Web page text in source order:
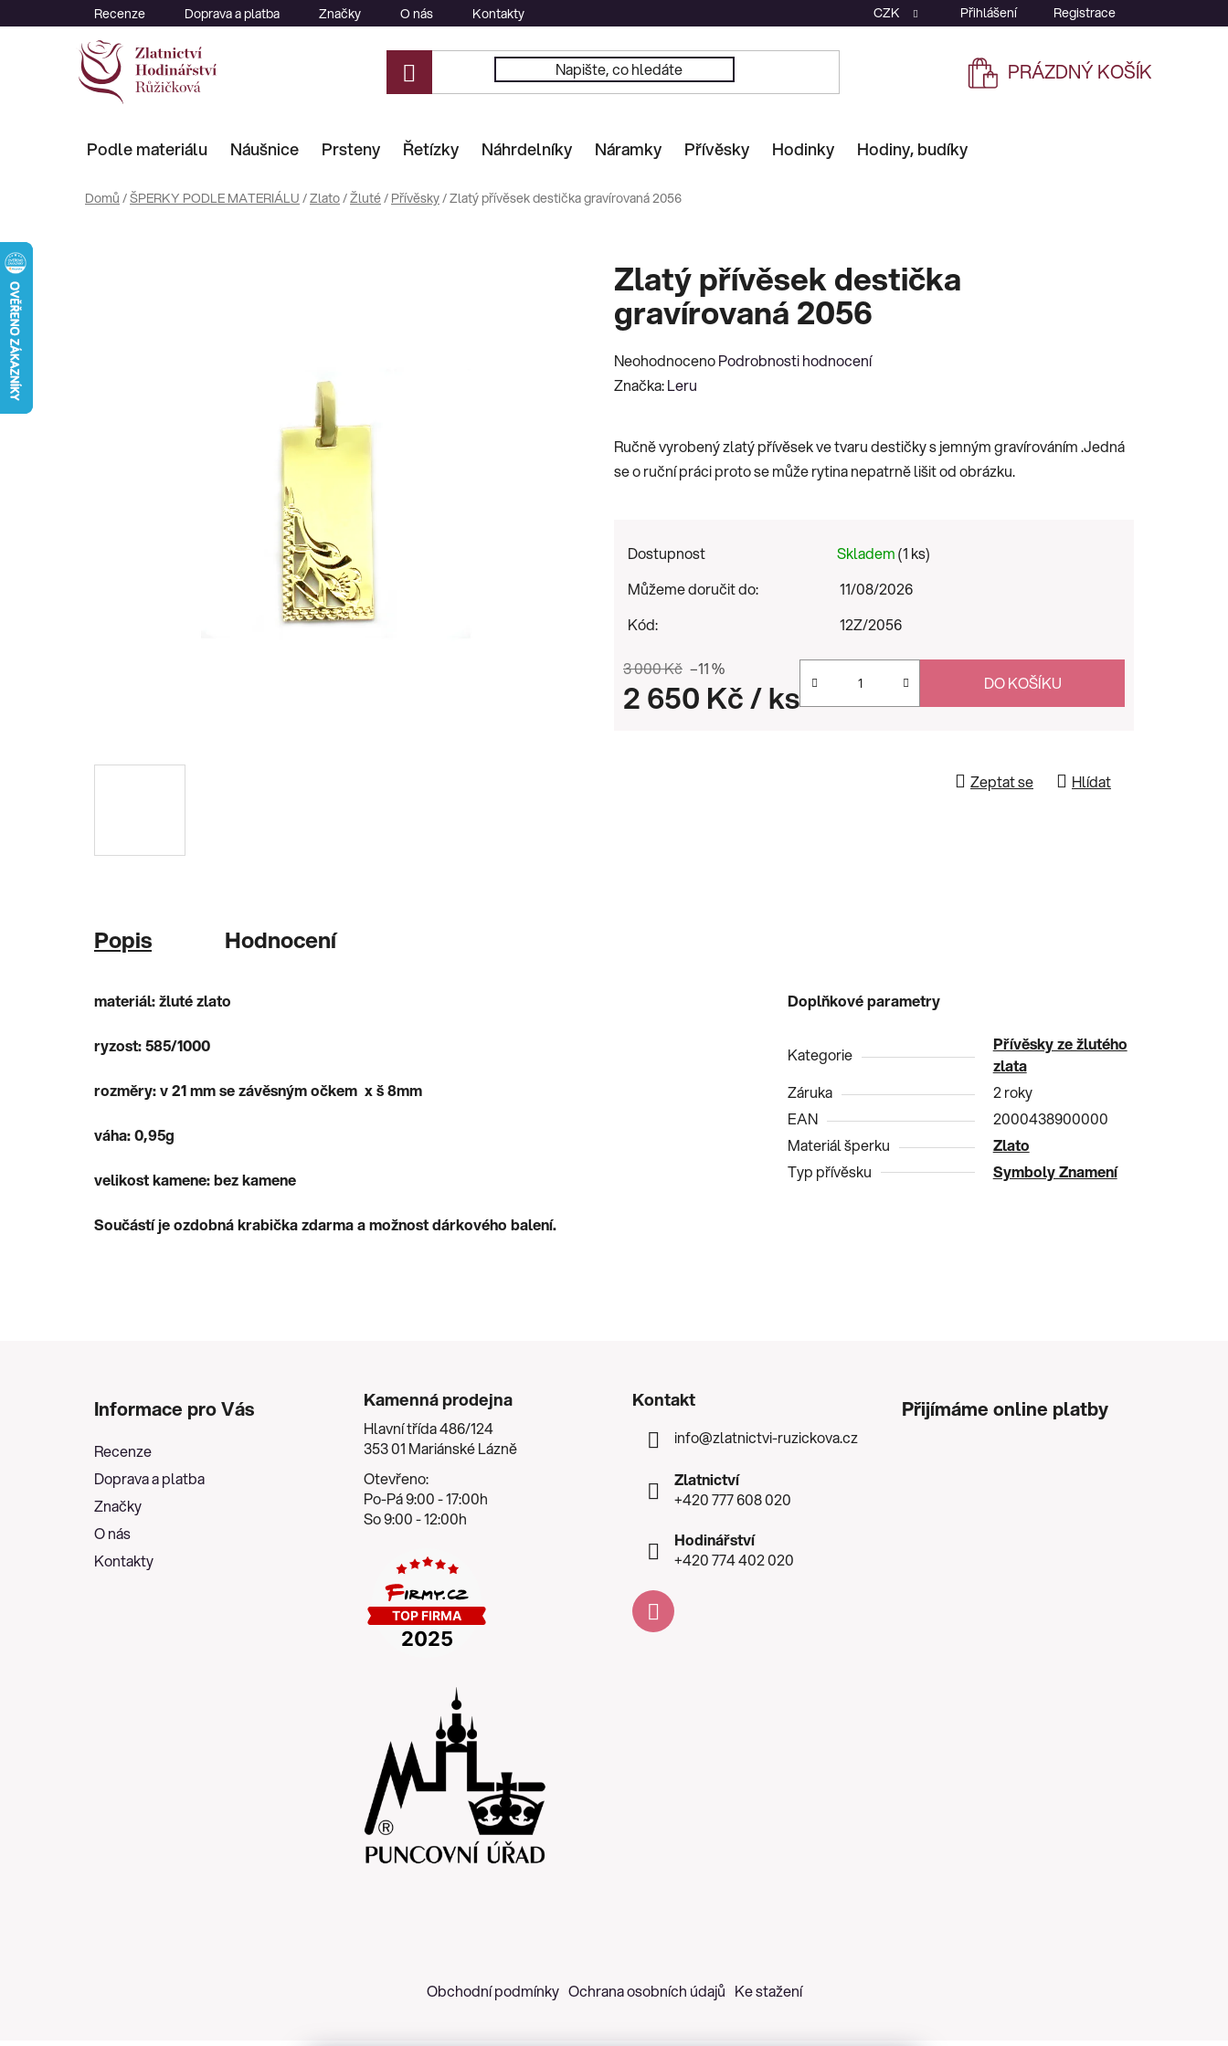
na
Recenze Doprava a platba Značky O nás Kontakty CZK Přihlášení Registrace
NÁKUPNÍ
PRÁZDNÝ KOŠÍK
Podle materiálu Náušnice Prsteny Řetízky Náhrdelníky Náramky Přívěsky Hodinky Hodiny, budíky
Domů /ŠPERKY PODLE MATERIÁLU /Zlato/Žluté/ Přívěsky/Zlatý přívěsek destička gravírovaná 2056
Zlatý přívěsek destička
gravírovaná 2056
Průměrné
hodnocení
0,0
z
NeohodnocenoPodrobnosti hodnocení
Značka:Leru
Ručně vyrobený zlatý přívěsek ve tvaru destičky s jemným gravírováním .Jedná
se o ruční práci proto se může rytina nepatrně lišit od obrázku.
Dostupnost Skladem(1 ks)
Můžeme doručit do:
11/08/2026
Kód:
12Z/2056
3 000 Kč –11 %
2 650 Kč/ ks DO KOŠÍKU
Zeptat se Hlídat
Popis Hodnocení
materiál: žluté zlato
ryzost: 585/1000
rozměry: v 21 mm se závěsným očkem x š 8mm
váha: 0,95g
velikost kamene: bez kamene
Součástí je ozdobná krabička zdarma a možnost dárkového balení.
Doplňkové parametry
Kategorie
Přívěsky ze žlutého
zlata
Záruka
2 roky
EAN
2000438900000
Materiál šperku
Zlato
Typ přívěsku
Symboly Znamení
Informace pro Vás
Recenze
Doprava a platba
Značky
O nás
Kontakty
Kamenná prodejna
Hlavní třída 486/124
353 01 Mariánské Lázně
Otevřeno:
Po-Pá 9:00 - 17:00h
So 9:00 - 12:00h
Kontakt
info@zlatnictvi-ruzickova.cz
Zlatnictví
+420 777 608 020
Hodinářství
+420 774 402 020
Přijímáme online platby
Obchodní podmínky Ochrana osobních údajů Ke stažení